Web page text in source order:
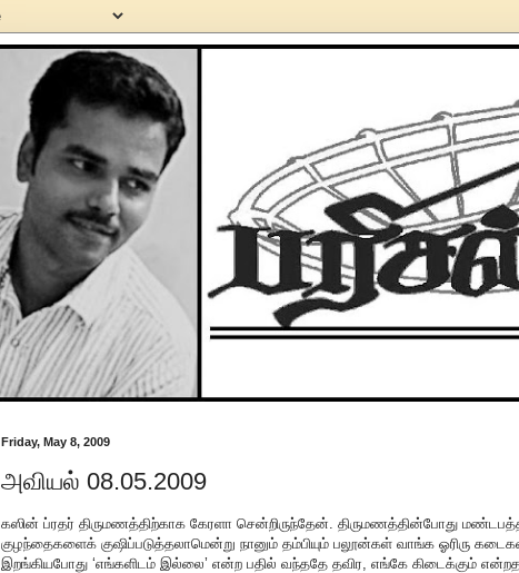
Friday, May 8, 2009
அவியல் 08.05.2009
கஸின் ப்ரதர் திருமணத்திற்காக கேரளா சென்றிருந்தேன். திருமணத்தின்போது
குழந்தைகளைக் குஷிப்படுத்தலாமென்று நானும் தம்பியும் பலூன்கள் வாங்க ஓரிரு
இறங்கியபோது ‘எங்களிடம் இல்லை’ என்ற பதில் வந்ததே தவிர, எங்கே கிடைக்கும்